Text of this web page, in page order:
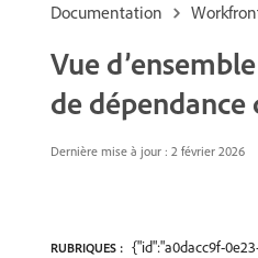
Documentation
Vue
de dépendance
Dernière mise à jour : 2 février 2026
RUBRIQUES : {"id":"a0dacc9f-